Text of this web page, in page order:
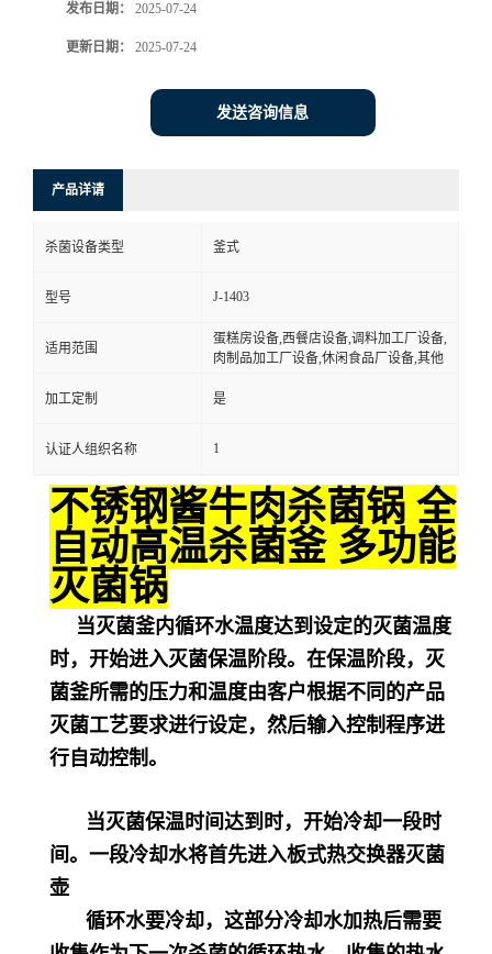
发布日期： 2025-07-24
更新日期： 2025-07-24
发送咨询信息
产品详请
杀菌设备类型 釜式
型号 J-1403
适用范围
蛋糕房设备,西餐店设备,调料加工厂设备,
肉制品加工厂设备,休闲食品厂设备,其他
加工定制 是
认证人组织名称 1
不锈钢酱牛肉杀菌锅 全
自动高温杀菌釜 多功能
灭菌锅
当灭菌釜内循环水温度达到设定的灭菌温度
时，开始进入灭菌保温阶段。在保温阶段，灭
菌釜所需的压力和温度由客户根据不同的产品
灭菌工艺要求进行设定，然后输入控制程序进
行自动控制。
当灭菌保温时间达到时，开始冷却一段时
间。一段冷却水将首先进入板式热交换器灭菌
壶
循环水要冷却，这部分冷却水加热后需要